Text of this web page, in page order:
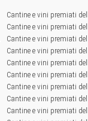
Cantine e vini premiati
Cantine e vini premiati
Cantine e vini premiati
Cantine e vini premiati
Cantine e vini premiati
Cantine e vini premiati
Cantine e vini premiati
Cantine e vini premiati
Cantine e vini premiati